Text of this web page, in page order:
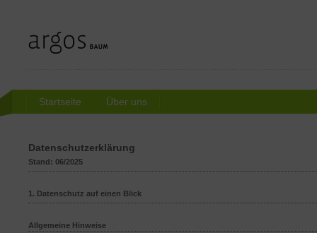
Startseite Über uns
Datenschutzerklärung
Stand: 06/2025
1. Datenschutz auf einen Blick
Allgemeine Hinweise